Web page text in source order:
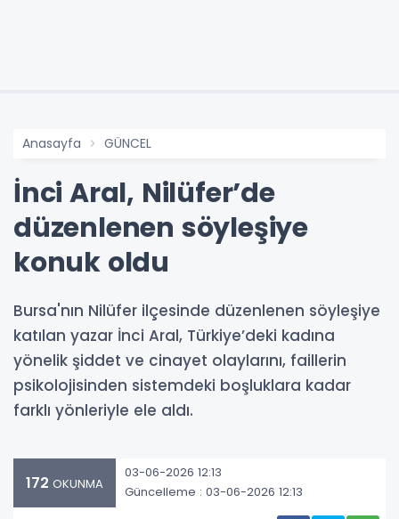
Anasayfa GÜNCEL
İnci Aral, Nilüfer’de
düzenlenen söyleşiye
konuk oldu
Bursa'nın Nilüfer ilçesinde düzenlenen söyleşiye
katılan yazar İnci Aral, Türkiye’deki kadına
yönelik şiddet ve cinayet olaylarını, faillerin
psikolojisinden sistemdeki boşluklara kadar
farklı yönleriyle ele aldı.
172 OKUNMA
03-06-2026 12:13
Güncelleme : 03-06-2026 12:13